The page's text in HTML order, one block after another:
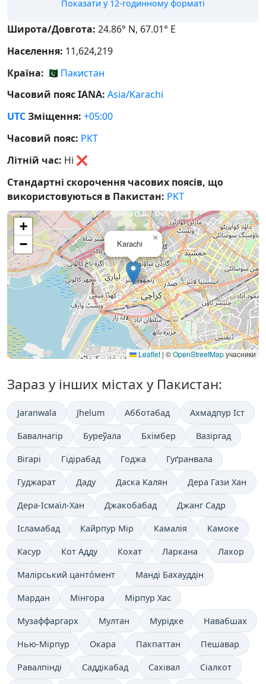
Показати у 12-годинному форматі
Широта/Довгота: 24.86° N, 67.01° E
Населення: 11,624,219
Країна: 🇵🇰 Пакистан
Часовий пояс IANA: Asia/Karachi
UTCЗміщення: +05:00
Часовий пояс: PKT
Літній час: Ні ❌
Стандартні скорочення часових поясів, що
використовуються в Пакистан: PKT
Karachi
×
+
−
Leaflet | ©OpenStreetMapучасники
Зараз у інших містах у Пакистан:
Jaranwala Jhelum Абботабад Ахмадпур Іст
Бавалнагір Буреўала Бхімбер Вазіргад
Вігарі Гідірабад Годжа Гуґранвала
Гуджарат Даду Даска Калян Дера Гази Хан
Дера-Ісмаїл-Хан Джакобабад Джанг Садр
Ісламабад Кайрпур Мір Камалія Камоке
Касур Кот Адду Кохат Ларканa Лахор
Малірський цанто́мент Манді Бахауддін
Мардан Мінгора Мірпур Хас
Музaффаргарх Мултан Мурідке Навабшах
Нью-Мірпур Окара Пакпаттан Пешавар
Равалпінді Саддікабад Сахівал Сіалкот